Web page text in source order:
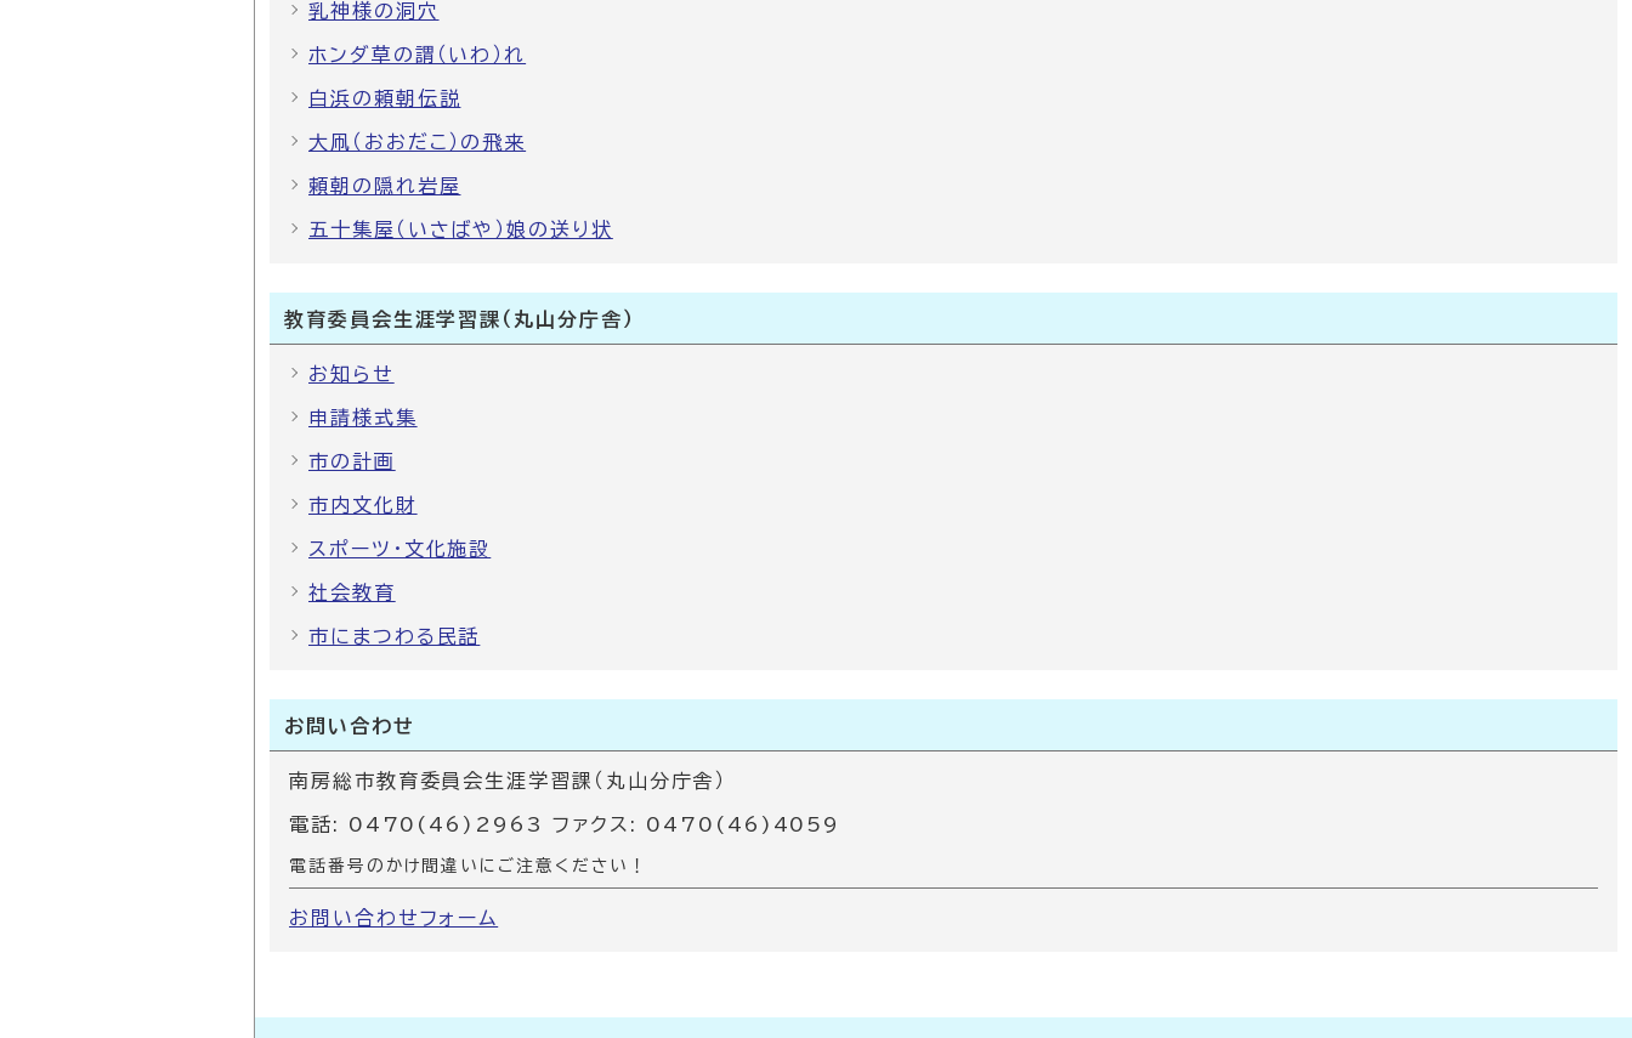
乳神様の洞穴
ホンダ草の謂（いわ）れ
白浜の頼朝伝説
大凧（おおだこ）の飛来
頼朝の隠れ岩屋
五十集屋（いさばや）娘の送り状
教育委員会生涯学習課（丸山分庁舎）
お知らせ
申請様式集
市の計画
市内文化財
スポーツ・文化施設
社会教育
市にまつわる民話
お問い合わせ
南房総市教育委員会生涯学習課（丸山分庁舎）
電話: 0470(46)2963 ファクス: 0470(46)4059
電話番号のかけ間違いにご注意ください！
お問い合わせフォーム